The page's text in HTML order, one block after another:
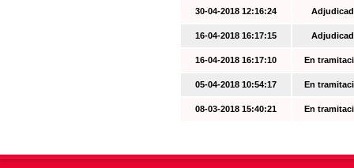
30-04-2018 12:16:24
16-04-2018 16:17:15
16-04-2018 16:17:10 En
05-04-2018 10:54:17 En
08-03-2018 15:40:21 En